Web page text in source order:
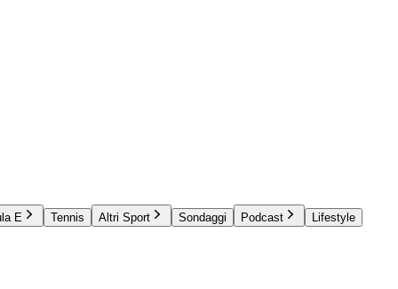
E Tennis Altri Sport Sondaggi Podcast Lifestyle